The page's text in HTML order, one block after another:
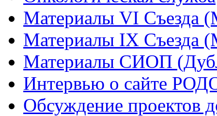
Материалы VI Съезда
Материалы IX Съезда
Материалы СИОП
Интервью о сайте
Обсуждение проектов